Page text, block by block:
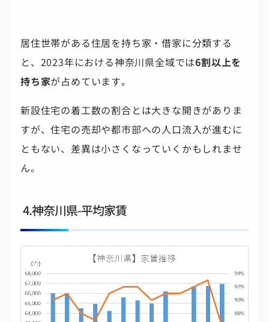
居住世帯がある住居を持ち家・借家に分類する
と、2023年における神奈川県全域では6割以上を
持ち家が占めています。
新設住宅の着工数の割合とは大きな開きがありま
すが、住宅の売却や都市部への人口流入が進むに
ともない、差異は小さくなっていくかもしれませ
ん。
4.神奈川県-平均家賃